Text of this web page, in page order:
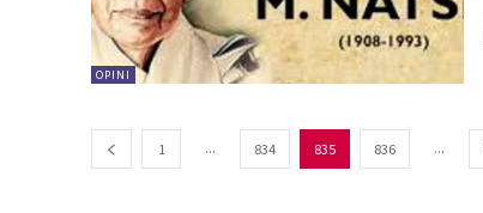
OPINI
1 ... 834 835 836 ...